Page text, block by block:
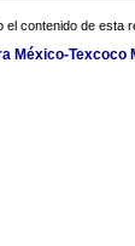
el contenido de esta
México-Texcoco